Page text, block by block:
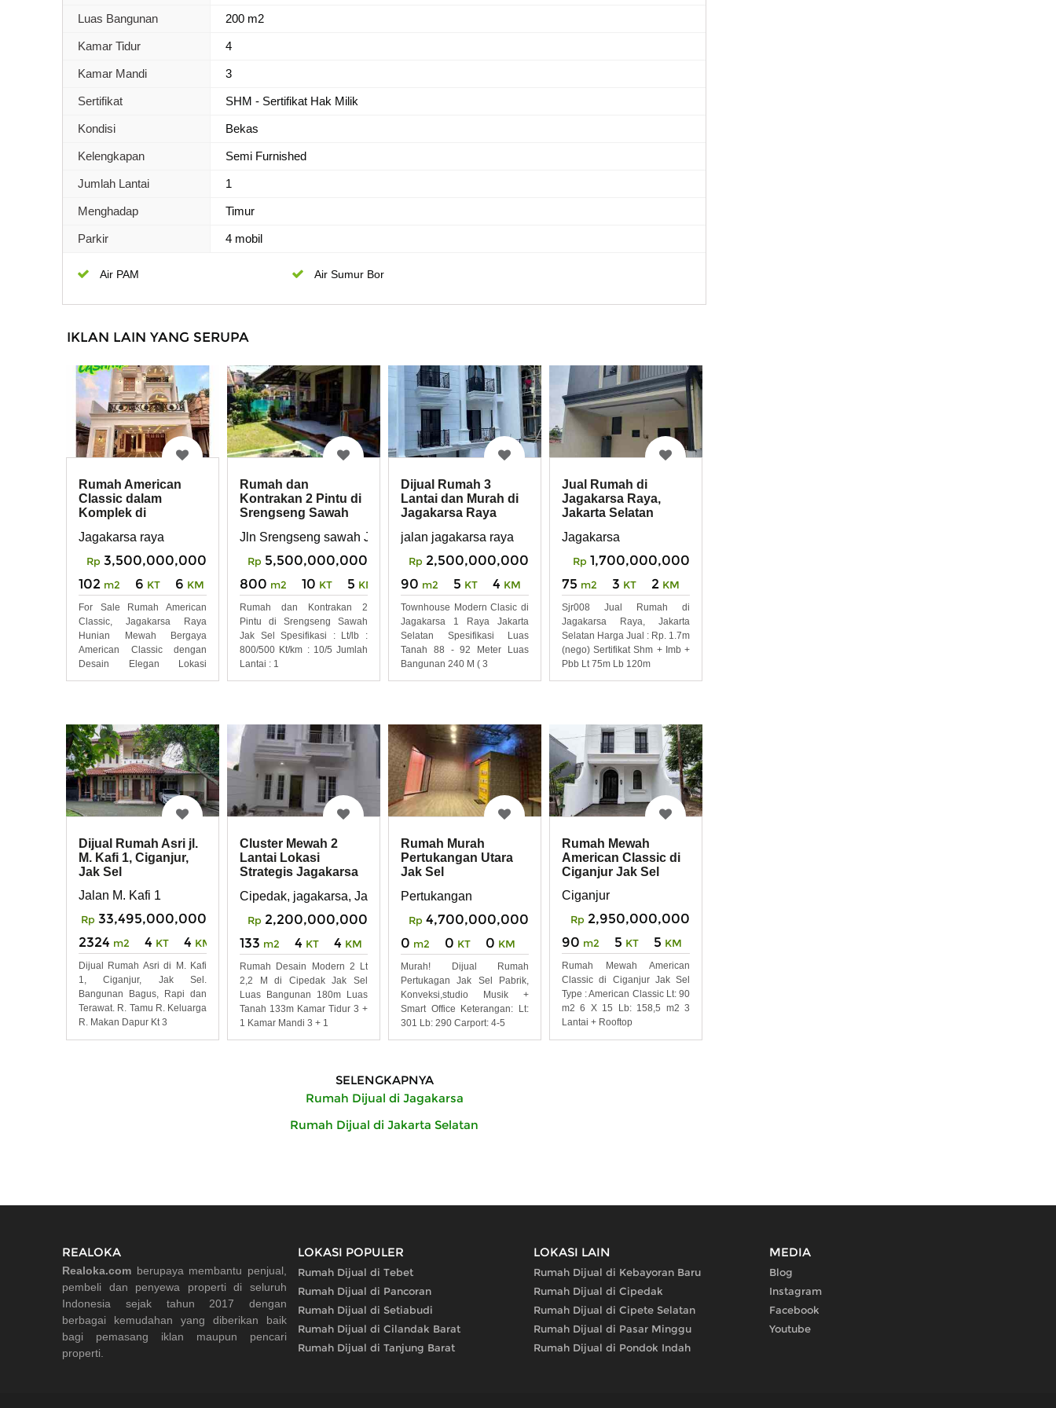
Luas Bangunan 200 m2
Kamar Tidur 4
Kamar Mandi 3
Sertifikat SHM - Sertifikat Hak Milik
Kondisi Bekas
Kelengkapan Semi Furnished
Jumlah Lantai 1
Menghadap Timur
Parkir 4 mobil
Air PAM Air Sumur Bor
IKLAN LAIN YANG SERUPA
Rumah American
Classic dalam
Komplek di
Jagakarsa raya
Rp 3,500,000,000
102 m2 6 KT 6 KM
For Sale Rumah American
Classic, Jagakarsa Raya
Hunian Mewah Bergaya
American Classic dengan
Desain Elegan Lokasi
Rumah dan
Kontrakan 2 Pintu di
Srengseng Sawah
Jln Srengseng sawah Jagakarsa
Rp 5,500,000,000
800 m2 10 KT 5 KM
Rumah dan Kontrakan 2
Pintu di Srengseng Sawah
Jak Sel Spesifikasi : Lt/lb :
800/500 Kt/km : 10/5 Jumlah
Lantai : 1
Dijual Rumah 3
Lantai dan Murah di
Jagakarsa Raya
jalan jagakarsa raya
Rp 2,500,000,000
90 m2 5 KT 4 KM
Townhouse Modern Clasic di
Jagakarsa 1 Raya Jakarta
Selatan Spesifikasi Luas
Tanah 88 - 92 Meter Luas
Bangunan 240 M ( 3
Jual Rumah di
Jagakarsa Raya,
Jakarta Selatan
Jagakarsa
Rp 1,700,000,000
75 m2 3 KT 2 KM
Sjr008 Jual Rumah di
Jagakarsa Raya, Jakarta
Selatan Harga Jual : Rp. 1.7m
(nego) Sertifikat Shm + Imb +
Pbb Lt 75m Lb 120m
Dijual Rumah Asri jl.
M. Kafi 1, Ciganjur,
Jak Sel
Jalan M. Kafi 1
Rp 33,495,000,000
2324 m2 4 KT 4 KM
Dijual Rumah Asri di M. Kafi
1, Ciganjur, Jak Sel.
Bangunan Bagus, Rapi dan
Terawat. R. Tamu R. Keluarga
R. Makan Dapur Kt 3
Cluster Mewah 2
Lantai Lokasi
Strategis Jagakarsa
Cipedak, jagakarsa, Jaksel
Rp 2,200,000,000
133 m2 4 KT 4 KM
Rumah Desain Modern 2 Lt
2,2 M di Cipedak Jak Sel
Luas Bangunan 180m Luas
Tanah 133m Kamar Tidur 3 +
1 Kamar Mandi 3 + 1
Rumah Murah
Pertukangan Utara
Jak Sel
Pertukangan
Rp 4,700,000,000
0 m2 0 KT 0 KM
Murah! Dijual Rumah
Pertukagan Jak Sel Pabrik,
Konveksi,studio Musik +
Smart Office Keterangan: Lt:
301 Lb: 290 Carport: 4-5
Rumah Mewah
American Classic di
Ciganjur Jak Sel
Ciganjur
Rp 2,950,000,000
90 m2 5 KT 5 KM
Rumah Mewah American
Classic di Ciganjur Jak Sel
Type : American Classic Lt: 90
m2 6 X 15 Lb: 158,5 m2 3
Lantai + Rooftop
SELENGKAPNYA
Rumah Dijual di Jagakarsa
Rumah Dijual di Jakarta Selatan
REALOKA
Realoka.com berupaya membantu penjual,
pembeli dan penyewa properti di seluruh
Indonesia sejak tahun 2017 dengan
berbagai kemudahan yang diberikan baik
bagi pemasang iklan maupun pencari
properti.
LOKASI POPULER
Rumah Dijual di Tebet
Rumah Dijual di Pancoran
Rumah Dijual di Setiabudi
Rumah Dijual di Cilandak Barat
Rumah Dijual di Tanjung Barat
LOKASI LAIN
Rumah Dijual di Kebayoran Baru
Rumah Dijual di Cipedak
Rumah Dijual di Cipete Selatan
Rumah Dijual di Pasar Minggu
Rumah Dijual di Pondok Indah
MEDIA
Blog
Instagram
Facebook
Youtube